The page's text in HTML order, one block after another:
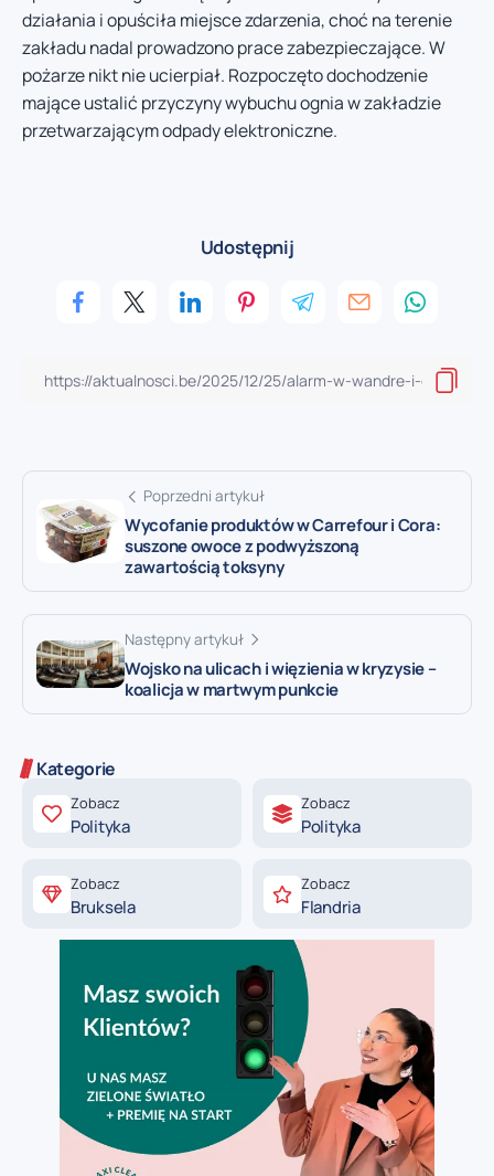
działania i opuściła miejsce zdarzenia, choć na terenie
zakładu nadal prowadzono prace zabezpieczające. W
pożarze nikt nie ucierpiał. Rozpoczęto dochodzenie
mające ustalić przyczyny wybuchu ognia w zakładzie
przetwarzającym odpady elektroniczne.
Udostępnij
Poprzedni artykuł
Wycofanie produktów w Carrefour i Cora:
suszone owoce z podwyższoną
zawartością toksyny
Następny artykuł
Wojsko na ulicach i więzienia w kryzysie –
koalicja w martwym punkcie
Kategorie
Zobacz
Polityka
Zobacz
Polityka
Zobacz
Bruksela
Zobacz
Flandria